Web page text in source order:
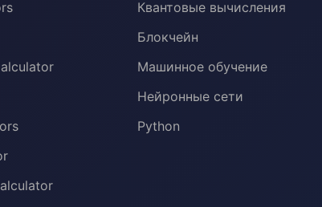
Квантовые вычисления
Блокчейн
Машинное обучение
Нейронные сети
Python